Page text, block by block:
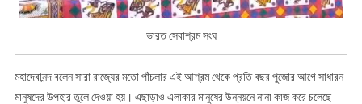
ভারত সেবাশ্রম সংঘ
মহাদেবানন্দ বলেন সারা রাজ্যের মতো পাঁচলার এই আশ্রম থেকে প্রতি বছর পুজোর আগে সাধারন
মানুষদের উপহার তুলে দেওয়া হয়। এছাড়াও এলাকার মানুষের উন্নয়নে নানা কাজ করে চলেছে